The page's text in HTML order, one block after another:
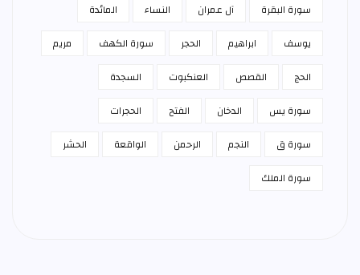
سورة البقرة آل عمران النساء
المائدة
يوسف
ابراهيم الحجر سورة الكهف
مريم
الحج
القصص العنكبوت
السجدة
سورة يس
الدخان الفتح
الحجرات
سورة ق
النجم الرحمن الواقعة
الحشر
سورة الملك